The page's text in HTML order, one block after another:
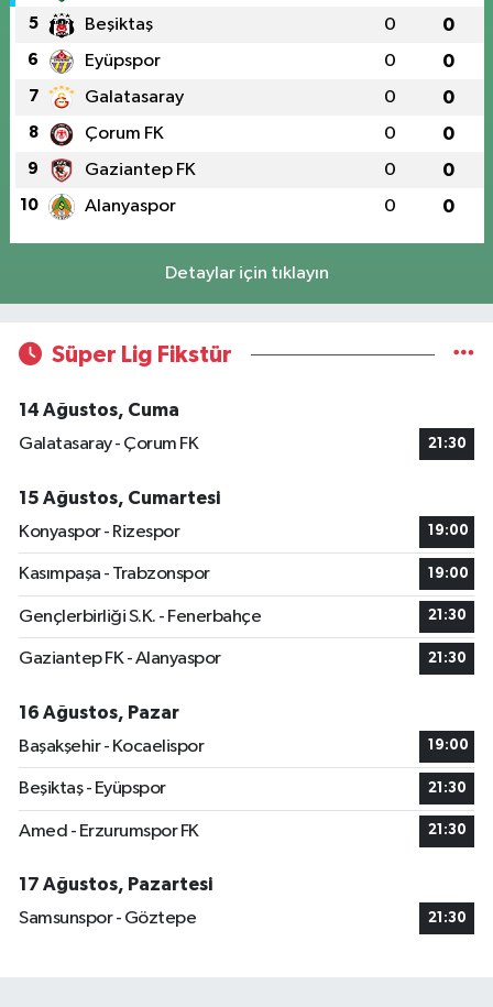
5 Beşiktaş 0 0
6 Eyüpspor 0 0
7 Galatasaray 0 0
8 Çorum FK 0 0
9 Gaziantep FK 0 0
10 Alanyaspor 0 0
Detaylar için tıklayın
Süper Lig Fikstür
14 Ağustos, Cuma
Galatasaray - Çorum FK
21:30
15 Ağustos, Cumartesi
Konyaspor - Rizespor
19:00
Kasımpaşa - Trabzonspor 19:00
Gençlerbirliği S.K. - Fenerbahçe 21:30
Gaziantep FK - Alanyaspor 21:30
16 Ağustos, Pazar
Başakşehir - Kocaelispor
19:00
Beşiktaş - Eyüpspor 21:30
Amed - Erzurumspor FK 21:30
17 Ağustos, Pazartesi
Samsunspor - Göztepe
21:30